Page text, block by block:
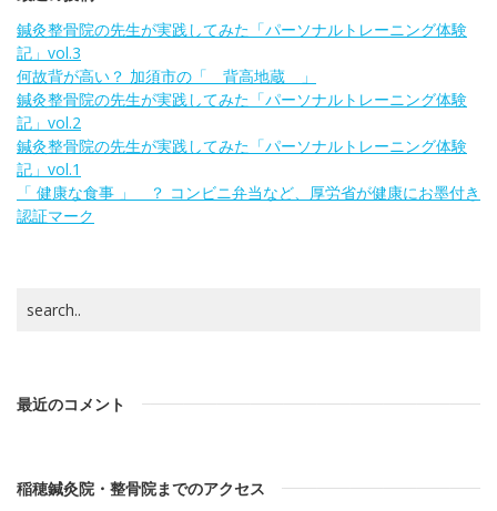
鍼灸整骨院の先生が実践してみた「パーソナルトレーニング体験
記」vol.3
何故背が高い？ 加須市の「 背高地蔵 」
鍼灸整骨院の先生が実践してみた「パーソナルトレーニング体験
記」vol.2
鍼灸整骨院の先生が実践してみた「パーソナルトレーニング体験
記」vol.1
「 健康な食事 」 ？ コンビニ弁当など、厚労省が健康にお墨付き
認証マーク
最近のコメント
稲穂鍼灸院・整骨院までのアクセス